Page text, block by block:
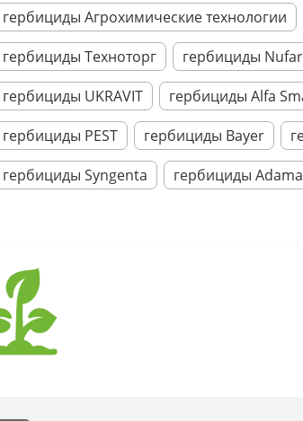
гербициды Агрохимические технологии
гербициды Техноторг
гербициды
гербициды UKRAVIT
гербициды Alfa
гербициды PEST
гербициды Bayer
гербициды Syngenta
гербициды Adama